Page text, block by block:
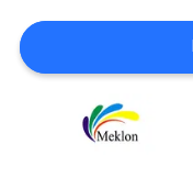
SITEMAP